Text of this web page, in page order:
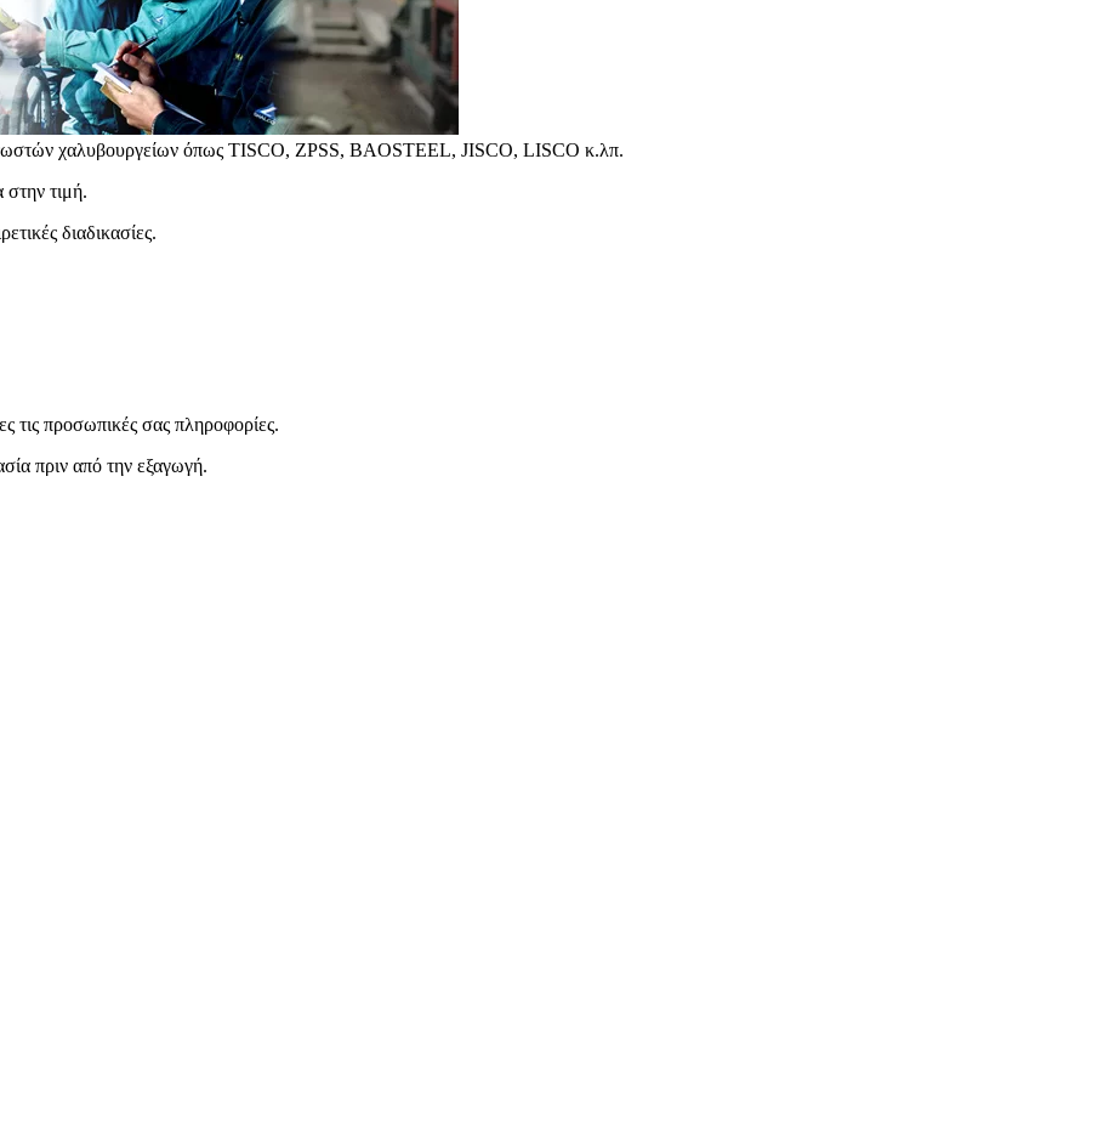
χαλυβουργείων όπως TISCO, ZPSS, BAOSTEEL, JISCO, LISCO κ.λπ.
τιμή.
διαδικασίες.
τις προσωπικές σας πληροφορίες.
πριν από την εξαγωγή.